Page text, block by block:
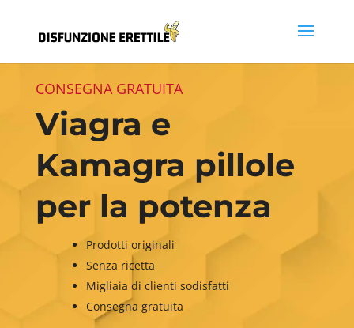
CONSEGNA GRATUITA
Viagra e
Kamagra pillole
per la potenza
Prodotti originali
Senza ricetta
Migliaia di clienti sodisfatti
Consegna gratuita